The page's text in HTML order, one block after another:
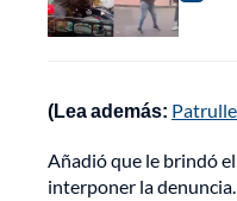
(Lea además:
Añadió que le brindó
interponer la